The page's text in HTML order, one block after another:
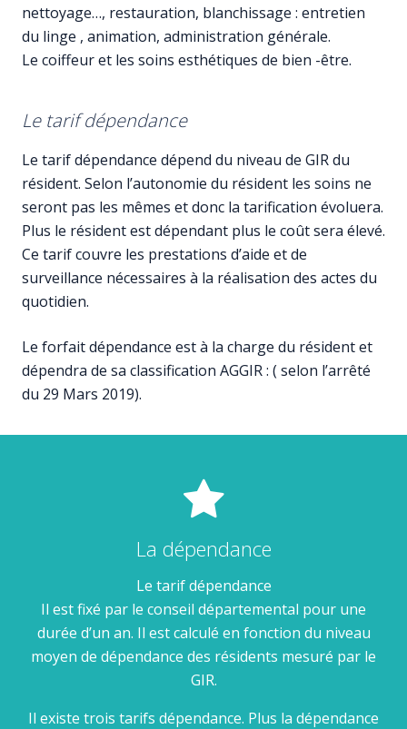
nettoyage…, restauration, blanchissage : entretien
du linge , animation, administration générale.
Le coiffeur et les soins esthétiques de bien -être.
Le tarif dépendance
Le tarif dépendance dépend du niveau de GIR du
résident. Selon l’autonomie du résident les soins ne
seront pas les mêmes et donc la tarification évoluera.
Plus le résident est dépendant plus le coût sera élevé.
Ce tarif couvre les prestations d’aide et de
surveillance nécessaires à la réalisation des actes du
quotidien.
Le forfait dépendance est à la charge du résident et
dépendra de sa classification AGGIR : ( selon l’arrêté
du 29 Mars 2019).
La dépendance
Le tarif dépendance
Il est fixé par le conseil départemental pour une
durée d’un an. Il est calculé en fonction du niveau
moyen de dépendance des résidents mesuré par le
GIR.
Il existe trois tarifs dépendance. Plus la dépendance